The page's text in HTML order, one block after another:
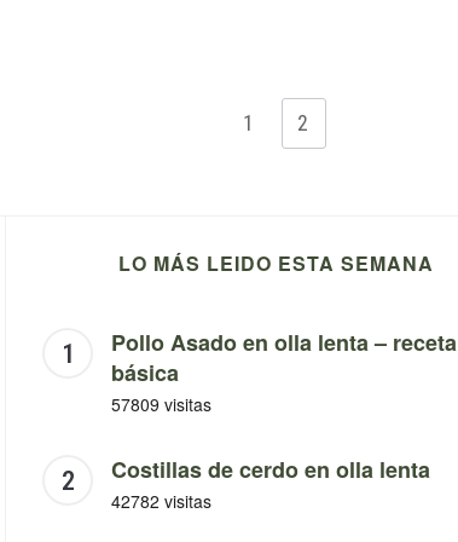
1 2
LO MÁS LEIDO ESTA SEMANA
Pollo Asado en olla lenta – receta
básica
57809 visitas
Costillas de cerdo en olla lenta
42782 visitas